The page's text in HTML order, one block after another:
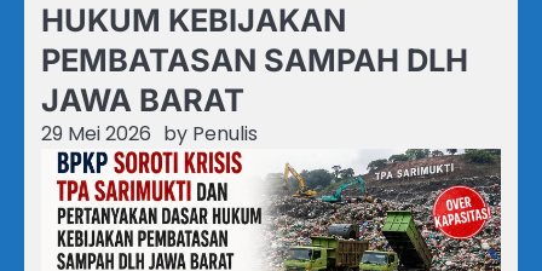
HUKUM KEBIJAKAN
PEMBATASAN SAMPAH DLH
JAWA BARAT
29 Mei 2026 by Penulis